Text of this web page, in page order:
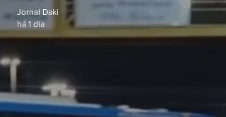
Jornal Daki
há 1 dia